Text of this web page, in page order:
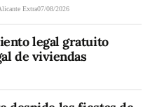
Extra07/08/2026
legal gratuito
de viviendas